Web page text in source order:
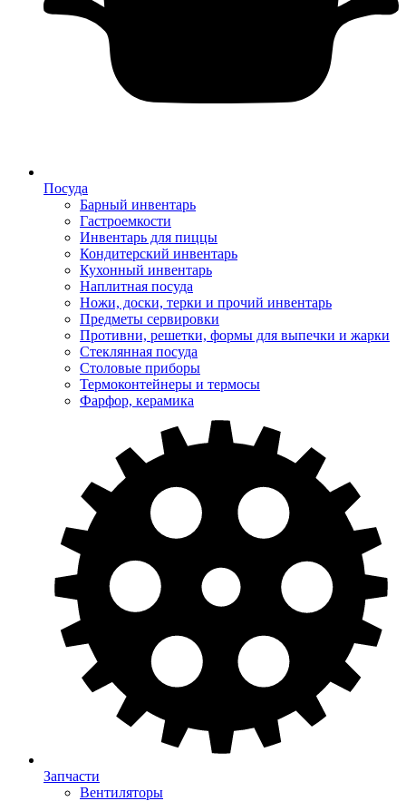
Посуда
Барный инвентарь
Гастроемкости
Инвентарь для пиццы
Кондитерский инвентарь
Кухонный инвентарь
Наплитная посуда
Ножи, доски, терки и прочий инвентарь
Предметы сервировки
Противни, решетки, формы для выпечки и жарки
Стеклянная посуда
Столовые приборы
Термоконтейнеры и термосы
Фарфор, керамика
Запчасти
Вентиляторы